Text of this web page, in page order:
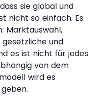
sie global und
nicht so einfach. Es
Marktauswahl,
und
es ist nicht für jedes
von dem
wird es